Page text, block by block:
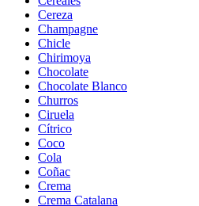
Cereza
Champagne
Chicle
Chirimoya
Chocolate
Chocolate Blanco
Churros
Ciruela
Cítrico
Coco
Cola
Coñac
Crema
Crema Catalana